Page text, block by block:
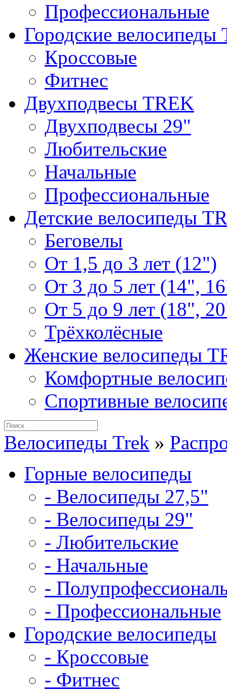
Профессиональные
Городские велосипеды
Кроссовые
Фитнес
Двухподвесы TREK
Двухподвесы 29"
Любительские
Начальные
Профессиональные
Детские велосипеды
Беговелы
От 1,5 до 3 лет (12")
От 3 до 5 лет (14",
От 5 до 9 лет (18",
Трёхколёсные
Женские велосипеды
Комфортные
Спортивные
Велосипеды Trek »
Горные велосипеды
- Велосипеды 27,5"
- Велосипеды 29"
- Любительские
- Начальные
-
- Профессиональные
Городские велосипеды
- Кроссовые
- Фитнес